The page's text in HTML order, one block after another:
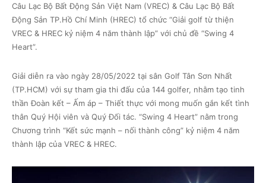
Câu Lạc Bộ Bất Động Sản Việt Nam (VREC) & Câu Lạc Bộ Bất
Động Sản TP.Hồ Chí Minh (HREC) tổ chức “Giải golf từ thiện
VREC & HREC kỷ niệm 4 năm thành lập” với chủ đề “Swing 4
Heart”.
Giải diễn ra vào ngày 28/05/2022 tại sân Golf Tân Sơn Nhất
(TP.HCM) với sự tham gia thi đấu của 144 golfer, nhằm tạo tinh
thần Đoàn kết – Ấm áp – Thiết thực với mong muốn gắn kết tình
thân Quý Hội viên và Quý Đối tác. “Swing 4 Heart” nằm trong
Chương trình “Kết sức mạnh – nối thành công” kỷ niệm 4 năm
thành lập của VREC & HREC.